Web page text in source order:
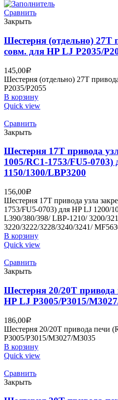
Сравнить
Закрыть
Шестерня (отдельно) 27T
совм. для HP LJ P2035/
145,00Р
Шестерня (отдельно) 27T
P2035/P2055
В корзину
Quick view
Сравнить
Закрыть
Шестерня 17T привода
1005/RC1-1753/FU5-0703)
1150/1300/LBP3200
156,00Р
Шестерня 17T привода узла
1753/FU5-0703) для HP LJ 1200/
L390/380/398/ LBP-1210/ 3200/
3220/3222/3228/3240/3241/
В корзину
Quick view
Сравнить
Закрыть
Шестерня 20/20T привода
HP LJ P3005/P3015/
186,00Р
Шестерня 20/20T привода печи
P3005/P3015/M3027/M3035
В корзину
Quick view
Сравнить
Закрыть